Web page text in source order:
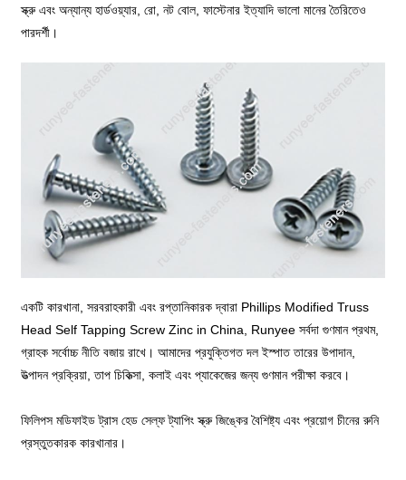
স্ক্রু এবং অন্যান্য হার্ডওয়্যার, রো, নট বোল, ফাস্টেনার ইত্যাদি ভালো মানের তৈরিতেও
পারদর্শী।
একটি কারখানা, সরবরাহকারী এবং রপ্তানিকারক দ্বারা Phillips Modified Truss
Head Self Tapping Screw Zinc in China, Runyee সর্বদা গুণমান প্রথম,
গ্রাহক সর্বোচ্চ নীতি বজায় রাখে। আমাদের প্রযুক্তিগত দল ইস্পাত তারের উপাদান,
উত্পাদন প্রক্রিয়া, তাপ চিকিত্সা, কলাই এবং প্যাকেজের জন্য গুণমান পরীক্ষা করবে।
ফিলিপস মডিফাইড ট্রাস হেড সেল্ফ ট্যাপিং স্ক্রু জিঙ্কের বৈশিষ্ট্য এবং প্রয়োগ চীনের রুনি
প্রস্তুতকারক কারখানার।